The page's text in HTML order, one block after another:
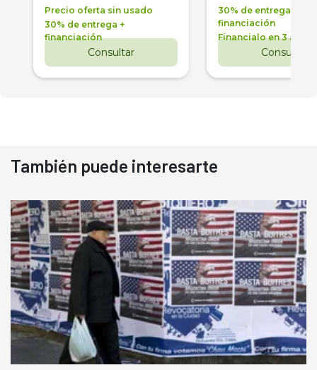
Precio oferta sin usado
30% de entrega +
financiación
Consultar
30% de entrega +
financiación
Financialo en 3 años
Consultar
También puede interesarte